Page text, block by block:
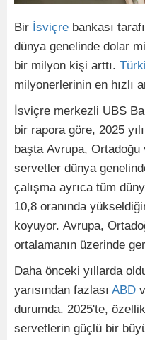
Bir İsviçre bankası
dünya genelinde dolar
bir milyon kişi arttı.
milyonerlerinin en hızlı
İsviçre merkezli UBS
bir rapora göre, 2025
başta Avrupa,
servetler dünya
çalışma ayrıca tüm
10,8 oranında
koyuyor. Avrupa,
ortalamanın üzerinde
Daha önceki yıllarda
yarısından fazlası ABD
durumda. 2025'te,
servetlerin güçlü bir